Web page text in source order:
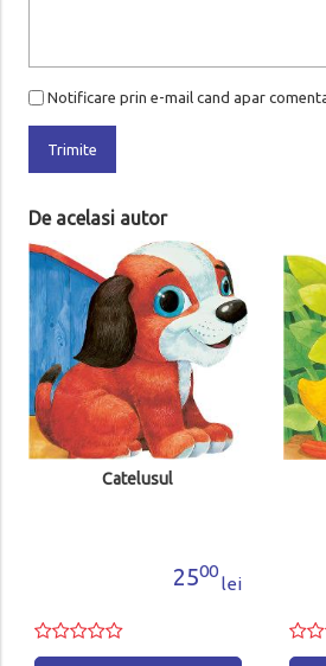
Notificare prin e-mail cand apar
Trimite
De acelasi autor
Catelusul
2500
lei